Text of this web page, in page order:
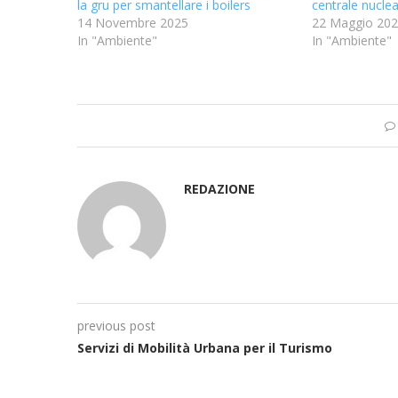
la gru per smantellare i boilers
14 Novembre 2025
In "Ambiente"
centrale
22 Maggio
In "Ambiente"
REDAZIONE
previous post
Servizi di Mobilità Urbana per il Turismo